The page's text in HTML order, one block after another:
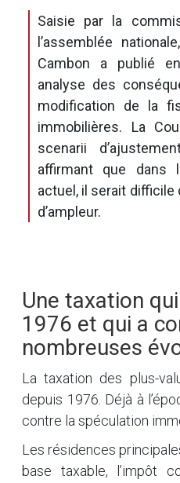
Saisie par la
l’assemblée
Cambon a publié
analyse des
modification de la
immobilières. La
scenarii
affirmant que dans
actuel, il serait difficile
d’ampleur.
Une taxation
1976 et qui a
nombreuses
La taxation des plus-
depuis 1976. Déjà à
contre la spéculation
Les résidences
base taxable, l’impôt